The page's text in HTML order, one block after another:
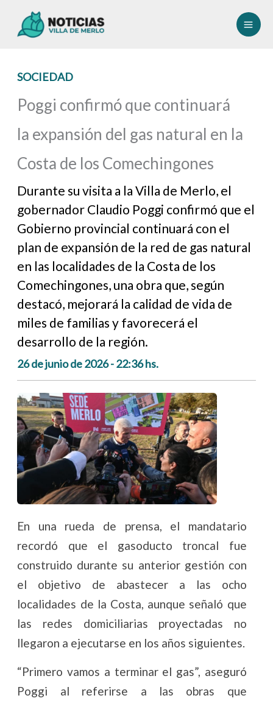
SOCIEDAD
Poggi confirmó que continuará
la expansión del gas natural en la
Costa de los Comechingones
Durante su visita a la Villa de Merlo, el
gobernador Claudio Poggi confirmó que el
Gobierno provincial continuará con el
plan de expansión de la red de gas natural
en las localidades de la Costa de los
Comechingones, una obra que, según
destacó, mejorará la calidad de vida de
miles de familias y favorecerá el
desarrollo de la región.
26 de junio de 2026 - 22:36 hs.
En una rueda de prensa, el mandatario
recordó que el gasoducto troncal fue
construido durante su anterior gestión con
el objetivo de abastecer a las ocho
localidades de la Costa, aunque señaló que
las redes domiciliarias proyectadas no
llegaron a ejecutarse en los años siguientes.
“Primero vamos a terminar el gas”, aseguró
Poggi al referirse a las obras que